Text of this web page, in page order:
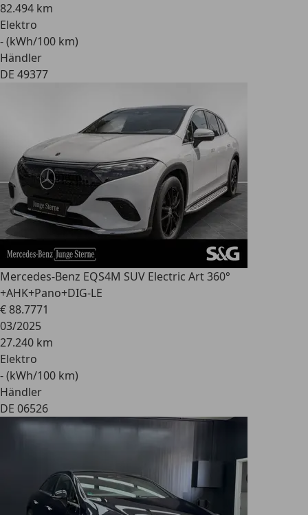
82.494 km
Elektro
- (kWh/100 km)
Händler
DE 49377
Mercedes-Benz EQS4M SUV Electric Art 360°
+AHK+Pano+DIG-LE
€ 88.7771
03/2025
27.240 km
Elektro
- (kWh/100 km)
Händler
DE 06526